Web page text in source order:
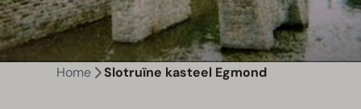
Home Slotruïne kasteel Egmond